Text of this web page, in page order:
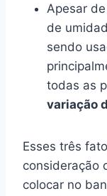
Apesar
de
sendo
todas as
variação
Esses três
consideração
colocar no